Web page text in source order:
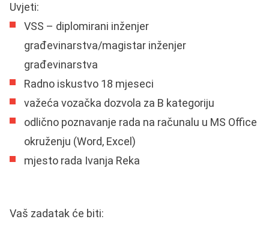
Uvjeti:
VSS – diplomirani inženjer
građevinarstva/magistar inženjer
građevinarstva
Radno iskustvo 18 mjeseci
važeća vozačka dozvola za B kategoriju
odlično poznavanje rada na računalu u MS Office
okruženju (Word, Excel)
mjesto rada Ivanja Reka
Vaš zadatak će biti: